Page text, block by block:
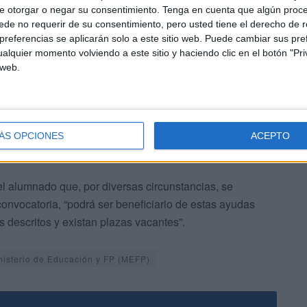
otorgar o negar su consentimiento. Tenga en cuenta que algún
no requerir de su consentimiento, pero usted tiene el derecho de
se aplicarán solo a este sitio web. Puede cambiar sus
momento volviendo a este sitio y haciendo clic en el botón
OPCIONES ACEPTO
aquellos alumnos en situación de acogimiento, hijos
además de los beneficiarios con carácter
concurrentes.
alumnado que, por diversas circunstancias, se
“podrá ser beneficiario de estas ayudas
y existan plazas vacantes”.
de Educación y FP (MEFP)